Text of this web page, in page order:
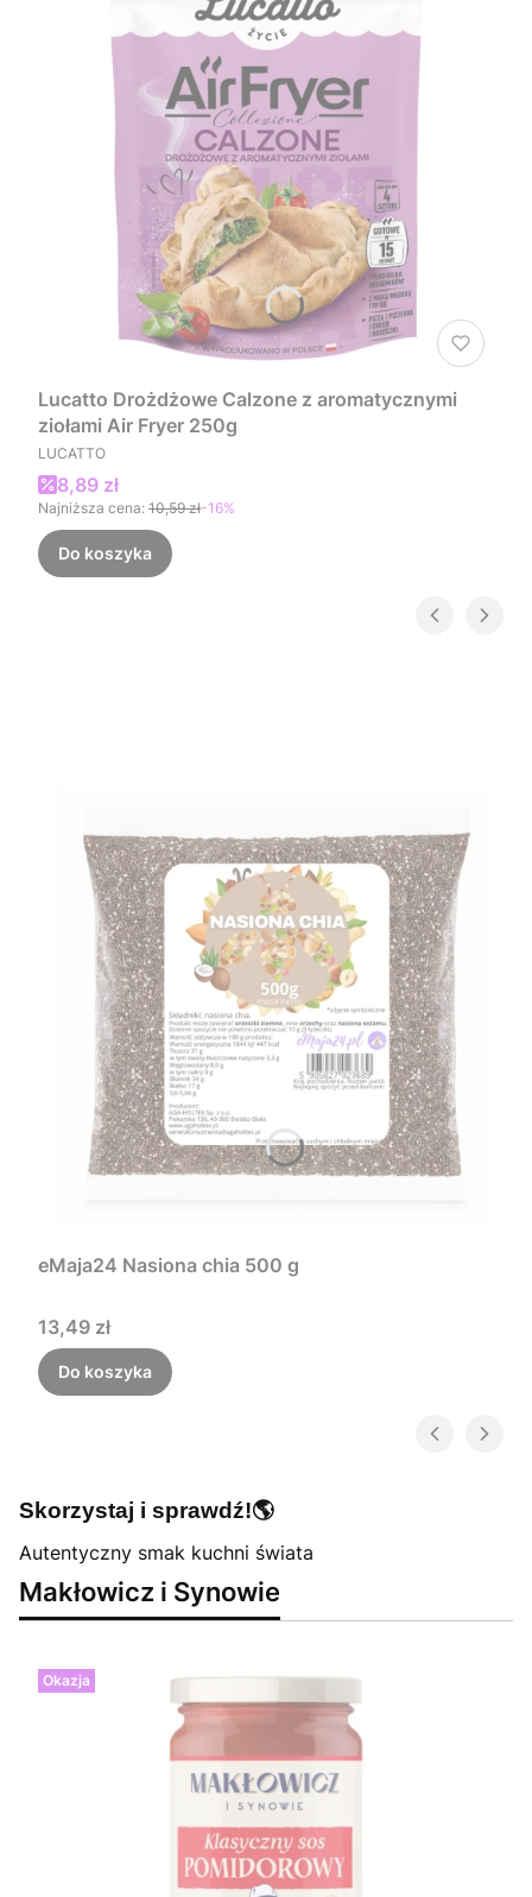
Lucatto Drożdżowe Calzone z aromatycznymi
ziołami Air Fryer 250g
PRODUCENT
LUCATTO
Cena promocyjna
8,89 zł
Najniższa cena: 10,59 zł-16%
Do koszyka
eMaja24 Nasiona chia 500 g
Cena
13,49 zł
Do koszyka
Skorzystaj i sprawdź!🌎
Autentyczny smak kuchni świata
Makłowicz i Synowie
Okazja